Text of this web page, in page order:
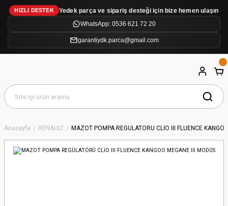
HIZLI DESTEK
Yedek parça ve sipariş desteği için bize hemen ulaşın
WhatsApp: 0536 621 72 20
garantiydk.parca@gmail.com
Anasayfa RENAULT MAZOT POMPA REGÜLATÖRÜ CLİO III FLUENCE